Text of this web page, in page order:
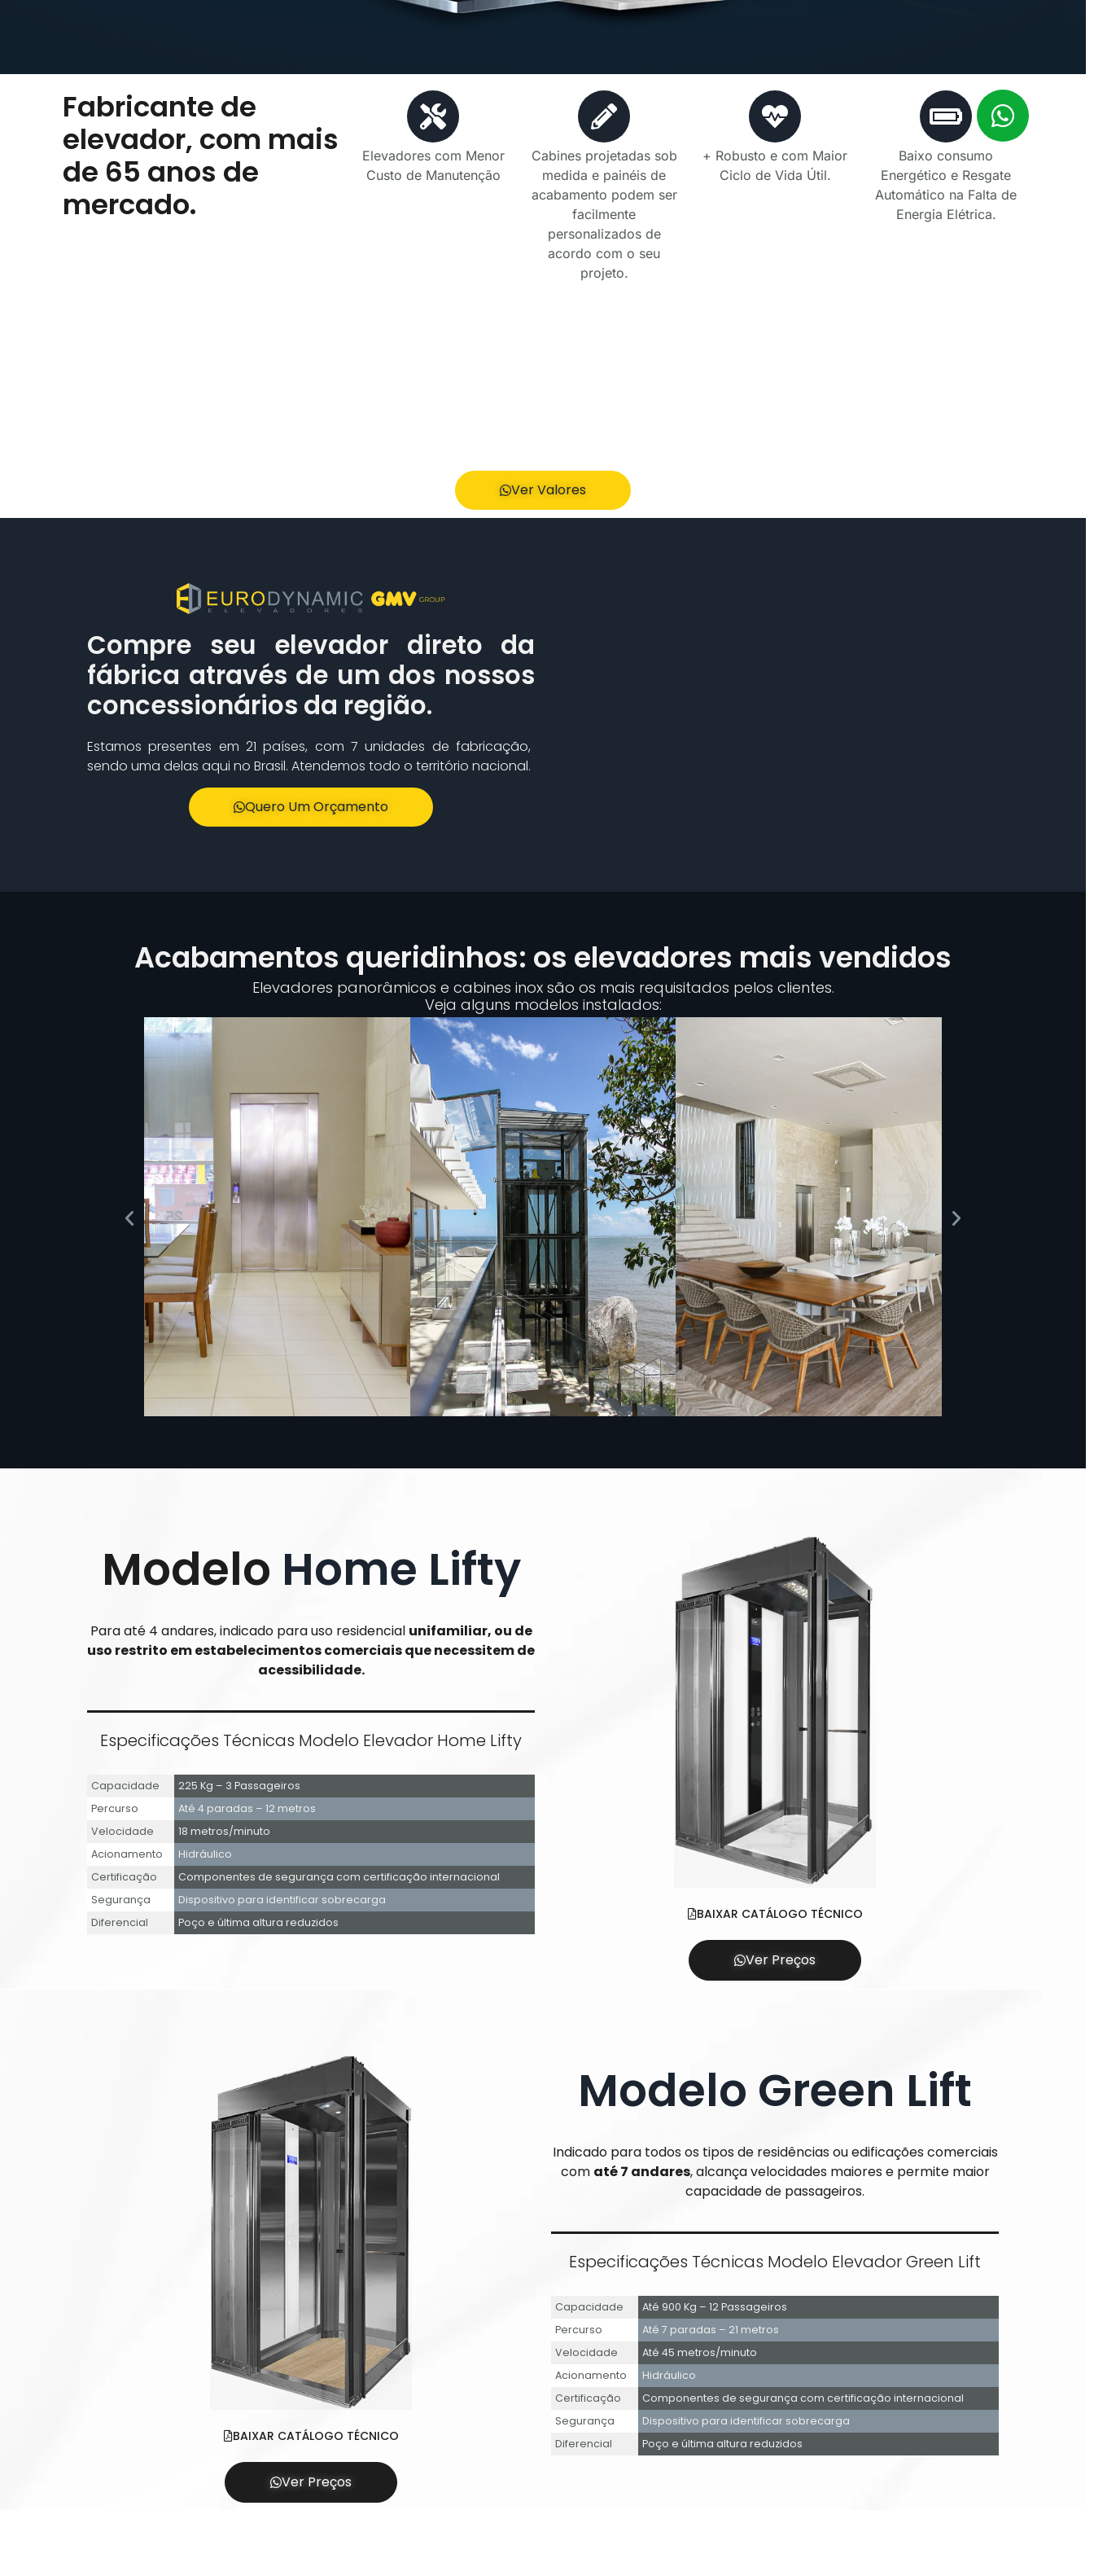
Fabricante de
elevador, com mais
de 65 anos de
mercado.
Elevadores com Menor
Custo de Manutenção
Cabines projetadas sob
medida e painéis de
acabamento podem ser
facilmente
personalizados de
acordo com o seu
projeto.
+ Robusto e com Maior
Ciclo de Vida Útil.
Baixo consumo
Energético e Resgate
Automático na Falta de
Energia Elétrica.
Ver Valores
Compre seu elevador direto da
fábrica através de um dos nossos
concessionários da região.
Estamos presentes em 21 países, com 7 unidades de fabricação,
sendo uma delas aqui no Brasil. Atendemos todo o território nacional.
Quero Um Orçamento
Acabamentos queridinhos: os elevadores mais vendidos
Elevadores panorâmicos e cabines inox são os mais requisitados pelos clientes.
Veja alguns modelos instalados:
Modelo Home Lifty
Para até 4 andares, indicado para uso residencial unifamiliar, ou de
uso restrito em estabelecimentos comerciais que necessitem de
acessibilidade.
Especificações Técnicas Modelo Elevador Home Lifty
Capacidade
225 Kg – 3 Passageiros
Percurso
Até 4 paradas – 12 metros
Velocidade
18 metros/minuto
Acionamento
Hidráulico
Certificação
Componentes de segurança com certificação internacional
Segurança
Dispositivo para identificar sobrecarga
Diferencial
Poço e última altura reduzidos BAIXAR CATÁLOGO TÉCNICO
Ver Preços
BAIXAR CATÁLOGO TÉCNICO
Ver Preços
Modelo Green Lift
Indicado para todos os tipos de residências ou edificações comerciais
com até 7 andares, alcança velocidades maiores e permite maior
capacidade de passageiros.
Especificações Técnicas Modelo Elevador Green Lift
Capacidade
Até 900 Kg – 12 Passageiros
Percurso
Até 7 paradas – 21 metros
Velocidade
Até 45 metros/minuto
Acionamento
Hidráulico
Certificação
Componentes de segurança com certificação internacional
Segurança
Dispositivo para identificar sobrecarga
Diferencial
Poço e última altura reduzidos